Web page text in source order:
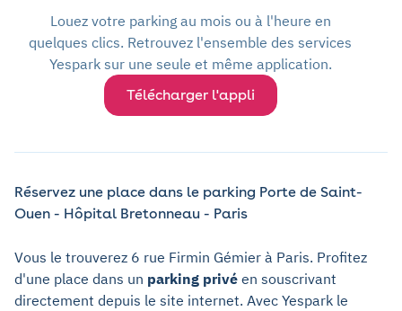
Louez votre parking au mois ou à l'heure en
quelques clics. Retrouvez l'ensemble des services
Yespark sur une seule et même application.
Télécharger l'appli
Réservez une place dans le parking Porte de Saint-
Ouen - Hôpital Bretonneau - Paris
Vous le trouverez 6 rue Firmin Gémier à Paris. Profitez
d'une place dans un parking privé en souscrivant
directement depuis le site internet. Avec Yespark le